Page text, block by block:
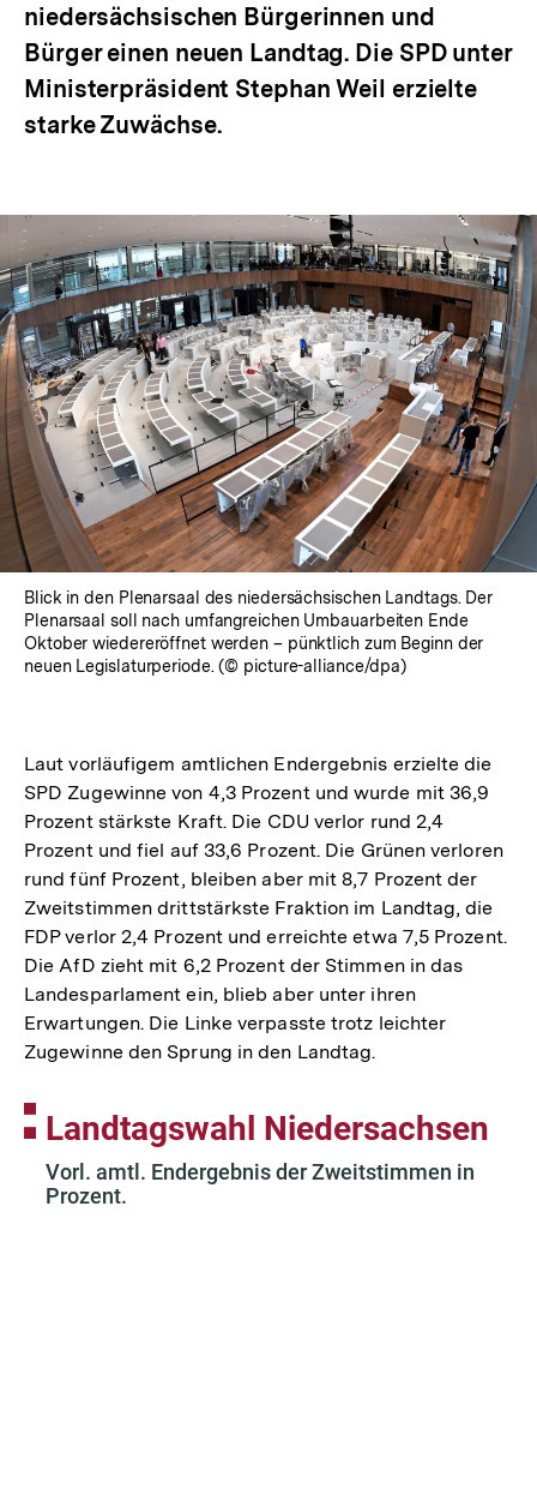
niedersächsischen Bürgerinnen und
Bürger einen neuen Landtag. Die SPD unter
Ministerpräsident Stephan Weil erzielte
starke Zuwächse.
Blick in den Plenarsaal des niedersächsischen Landtags. Der
Plenarsaal soll nach umfangreichen Umbauarbeiten Ende
Oktober wiedereröffnet werden – pünktlich zum Beginn der
neuen Legislaturperiode. (© picture-alliance/dpa)
Laut vorläufigem amtlichen Endergebnis erzielte die
SPD Zugewinne von 4,3 Prozent und wurde mit 36,9
Prozent stärkste Kraft. Die CDU verlor rund 2,4
Prozent und fiel auf 33,6 Prozent. Die Grünen verloren
rund fünf Prozent, bleiben aber mit 8,7 Prozent der
Zweitstimmen drittstärkste Fraktion im Landtag, die
FDP verlor 2,4 Prozent und erreichte etwa 7,5 Prozent.
Die AfD zieht mit 6,2 Prozent der Stimmen in das
Landesparlament ein, blieb aber unter ihren
Erwartungen. Die Linke verpasste trotz leichter
Zugewinne den Sprung in den Landtag.